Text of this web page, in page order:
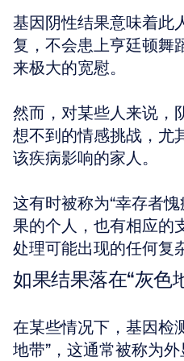
基因阴性结果意味着此
复，不会患上亨廷顿舞
来极大的宽慰。
然而，对某些人来说，
想不到的情感挑战，尤
该疾病影响的家人。
这有时被称为“幸存者
果的个人，也有相应的
处理可能出现的任何复
如果结果落在“灰色
在某些情况下，基因检
地带”，这通常被称为